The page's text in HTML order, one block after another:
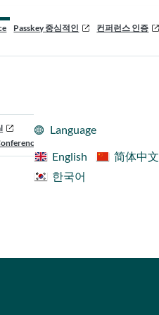
Passkey 중심적인 컨퍼런스 인증
Language
English
简体中文
한국어